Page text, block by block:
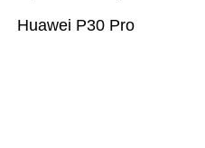
Huawei P30 Pro